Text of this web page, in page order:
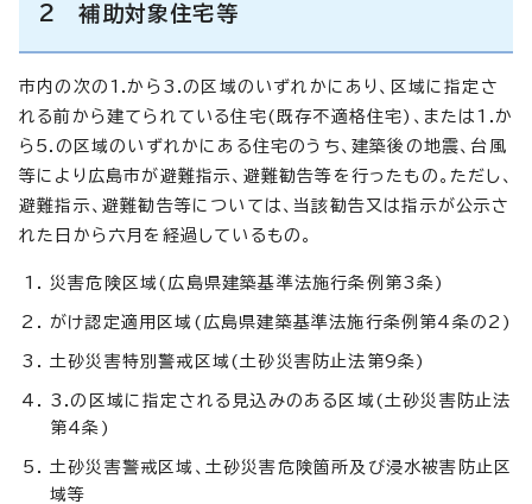
2 補助対象住宅等
市内の次の1.から3.の区域のいずれかにあり、区域に指定さ
れる前から建てられている住宅(既存不適格住宅)、または1.か
ら5.の区域のいずれかにある住宅のうち、建築後の地震、台風
等により広島市が避難指示、避難勧告等を行ったもの。ただし、
避難指示、避難勧告等については、当該勧告又は指示が公示さ
れた日から六月を経過しているもの。
災害危険区域(広島県建築基準法施行条例第3条)
がけ認定適用区域(広島県建築基準法施行条例第4条の2)
土砂災害特別警戒区域(土砂災害防止法第9条)
3.の区域に指定される見込みのある区域(土砂災害防止法
第4条)
土砂災害警戒区域、土砂災害危険箇所及び浸水被害防止区
域等